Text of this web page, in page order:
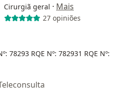
Cirurgiã geral · Mais
27 opiniões
78293 RQE Nº: 782931 RQE Nº: